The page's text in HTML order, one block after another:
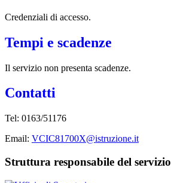
Credenziali di accesso.
Tempi e scadenze
Il servizio non presenta scadenze.
Contatti
Tel: 0163/51176
Email: VCIC81700X@istruzione.it
Struttura responsabile del servizio